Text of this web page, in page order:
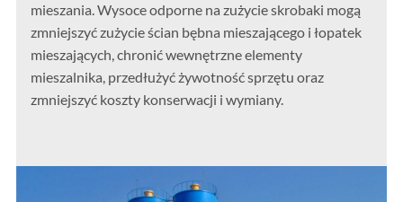
mieszania. Wysoce odporne na zużycie skrobaki mogą
zmniejszyć zużycie ścian bębna mieszającego i łopatek
mieszających, chronić wewnętrzne elementy
mieszalnika, przedłużyć żywotność sprzętu oraz
zmniejszyć koszty konserwacji i wymiany.